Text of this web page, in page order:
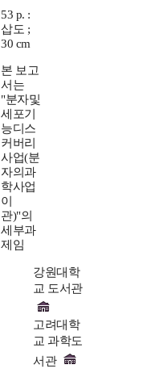
53 p. :
삽도 ;
30 cm
본 보고
서는
"분자및
세포기
능디스
커버리
사업(분
자의과
학사업
이
관)"의
세부과
제임
강원대학
교 도서관
고려대학
교 과학도
서관